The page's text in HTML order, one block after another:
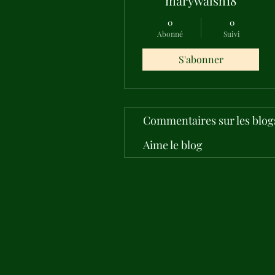
0
Abonné
0
Suivi
S'abonner
Commentaires sur les
Aime le blog